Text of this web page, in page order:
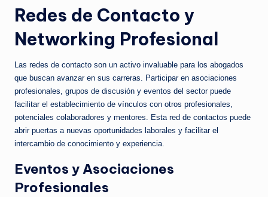
Redes de Contacto y
Networking Profesional
Las redes de contacto son un activo invaluable para los abogados
que buscan avanzar en sus carreras. Participar en asociaciones
profesionales, grupos de discusión y eventos del sector puede
facilitar el establecimiento de vínculos con otros profesionales,
potenciales colaboradores y mentores. Esta red de contactos puede
abrir puertas a nuevas oportunidades laborales y facilitar el
intercambio de conocimiento y experiencia.
Eventos y Asociaciones
Profesionales